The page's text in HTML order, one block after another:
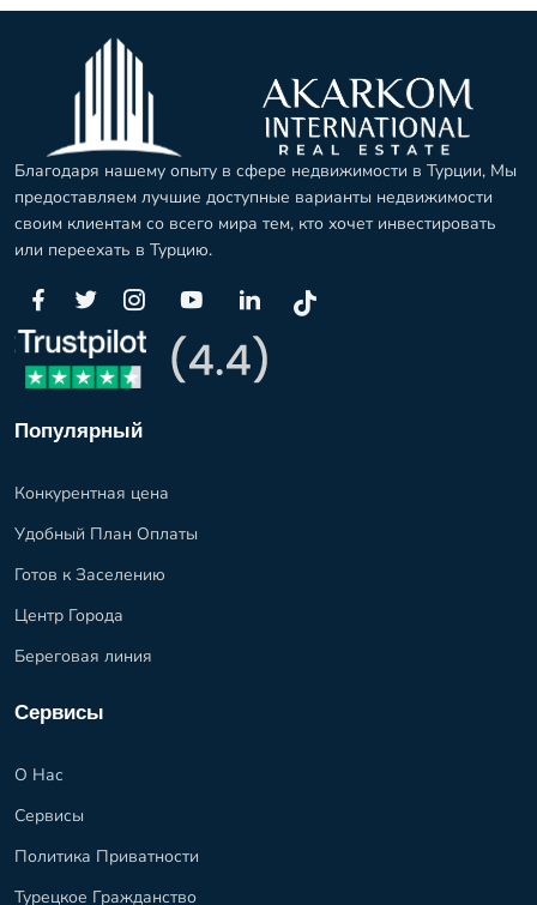
Благодаря нашему опыту в сфере недвижимости в Турции, Мы
предоставляем лучшие доступные варианты недвижимости
своим клиентам со всего мира тем, кто хочет инвестировать
или переехать в Турцию.
Популярный
Конкурентная цена
Удобный План Оплаты
Готов к Заселению
Центр Города
Береговая линия
Сервисы
О Нас
Сервисы
Политика Приватности
Турецкое Гражданство